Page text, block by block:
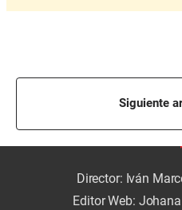
Siguiente
Director: Iván
Editor Web: